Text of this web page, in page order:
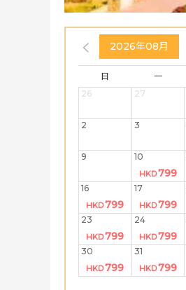
2026年08月
日 一
26
27
2 3
9 10
HKD799
16
HKD799
17
HKD799
23
HKD799
24
HKD799
30
HKD799
31
HKD799